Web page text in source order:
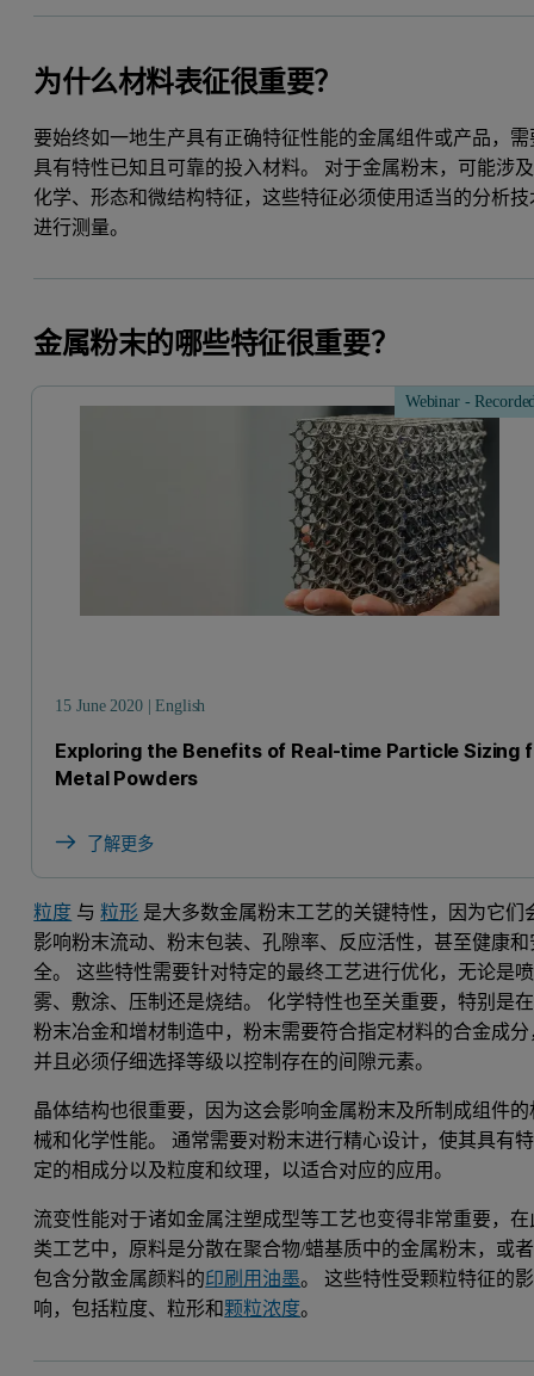
为什么材料表征很重要？
要始终如一地生产具有正确特征性能的金属组件或产品，需
具有特性已知且可靠的投入材料。 对于金属粉末，可能涉及
化学、形态和微结构特征，这些特征必须使用适当的分析技
进行测量。
金属粉末的哪些特征很重要？
Webinar -
15 June 2020 | English
Exploring the Benefits of Real-time Particle Sizing
Metal Powders
了解更多
粒度 与粒形 是大多数金属粉末工艺的关键特性，因为它们
影响粉末流动、粉末包装、孔隙率、反应活性，甚至健康和
全。 这些特性需要针对特定的最终工艺进行优化，无论是喷
雾、敷涂、压制还是烧结。 化学特性也至关重要，特别是在
粉末冶金和增材制造中，粉末需要符合指定材料的合金成分
并且必须仔细选择等级以控制存在的间隙元素。
晶体结构也很重要，因为这会影响金属粉末及所制成组件的
械和化学性能。 通常需要对粉末进行精心设计，使其具有特
定的相成分以及粒度和纹理，以适合对应的应用。
流变性能对于诸如金属注塑成型等工艺也变得非常重要，在
类工艺中，原料是分散在聚合物/蜡基质中的金属粉末，或者
包含分散金属颜料的印刷用油墨。 这些特性受颗粒特征的影
响，包括粒度、粒形和颗粒浓度。